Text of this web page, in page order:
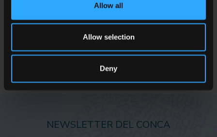
Allow all
Allow selection
Deny
Vous cherchez un revendeur ou une solution spécifique pour
votre projet?
NEWSLETTER DEL CONCA